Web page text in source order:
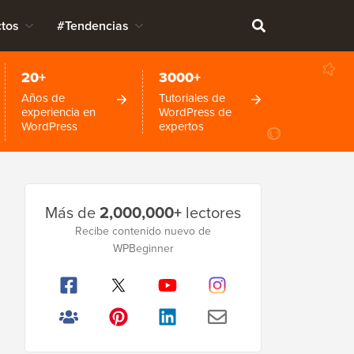
#Tendencias
20+
Años de
experiencia en
WordPress
3000+
Tutoriales de
WordPress de
expertos
lateral
Más de2,000,000+ lectores
Recibe contenido nuevo de
WPBeginner